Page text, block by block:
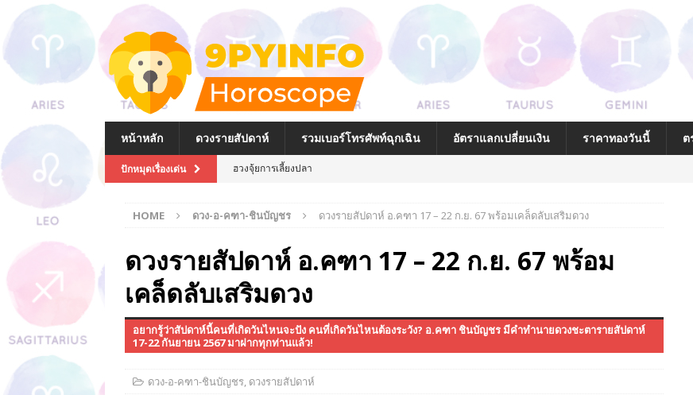
หน้าหลัก ดวงรายสัปดาห์ รวมเบอร์โทรศัพท์ฉุกเฉิน อัตราแลกเปลี่ยนเงิน ราคาทองวันนี้ ต
ปักหมุดเรื่องเด่น
ฮวงจุ้ยการเลี้ยงปลา
วิธีไหว้และบูชาเจ้าแม่กวนอิมที่ถูกต้อง
วิธีไหว้พระพิฆเนศที่ถูกต้อง
การเลือกกระเป๋าสตางค์ให้ถูกโฉลกกับตัวคุณ
การจัดโต๊ะหมู่บูชา พระบรมฉายาลักษณ์ (รูปภาพ) และ
พระบรมรูปหล่อของพระมหากษัตริย์
การจัดหิ้งพระในคอนโด หอพัก และห้องเช่า
HOME ดวง-อ-คฑา-ชินบัญชร ดวงรายสัปดาห์ อ.คฑา 17 – 22 ก.ย. 67 พร้อมเคล็ดลับเสริมดวง
ดวงรายสัปดาห์ อ.คฑา 17 – 22 ก.ย. 67 พร้อม
เคล็ดลับเสริมดวง
อยากรู้ว่าสัปดาห์นี้คนที่เกิดวันไหนจะปัง คนที่เกิดวันไหนต้องระวัง? อ.คฑา ชินบัญชร มีคำทำนายดวงชะตารายสัปดาห์
17-22 กันยายน 2567 มาฝากทุกท่านแล้ว!
ดวง-อ-คฑา-ชินบัญชร, ดวงรายสัปดาห์